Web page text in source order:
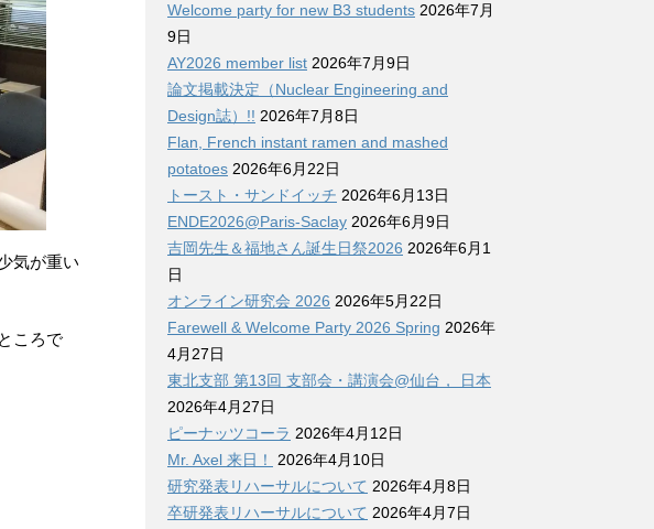
気が重い
ころで
Welcome party for new B3 students 2026年7月
9日
AY2026 member list 2026年7月9日
論文掲載決定（Nuclear Engineering and
Design誌）!! 2026年7月8日
Flan, French instant ramen and mashed
potatoes 2026年6月22日
トースト・サンドイッチ 2026年6月13日
ENDE2026@Paris-Saclay 2026年6月9日
吉岡先生＆福地さん誕生日祭2026 2026年6月1
日
オンライン研究会 2026 2026年5月22日
Farewell & Welcome Party 2026 Spring 2026年
4月27日
東北支部 第13回 支部会・講演会@仙台， 日本
2026年4月27日
ピーナッツコーラ 2026年4月12日
Mr. Axel 来日！
2026年4月10日
研究発表リハーサルについて 2026年4月8日
卒研発表リハーサルについて 2026年4月7日